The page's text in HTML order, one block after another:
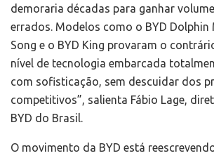
demoraria décadas para ganhar
errados. Modelos como o BYD Dolphin
Song e o BYD King provaram o
nível de tecnologia embarcada
com sofisticação, sem descuidar dos
competitivos”, salienta Fábio Lage,
BYD do Brasil.
O movimento da BYD está